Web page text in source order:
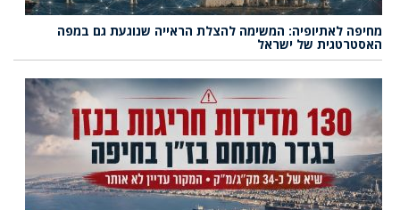
מחיפה לאתיופיה: המשימה להצלת הראייה שנוגעת גם במפה
האסטרטגית של ישראל